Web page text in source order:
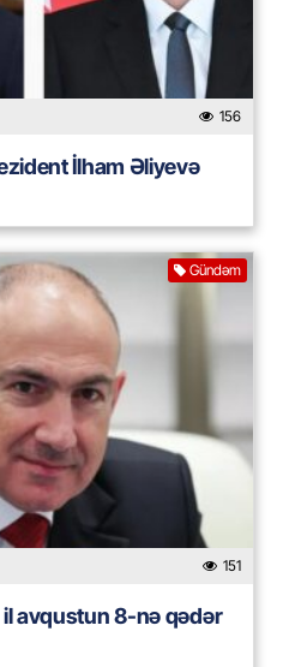
156
İlham Əliyevə
Gündəm
151
avqustun 8-nə qədər